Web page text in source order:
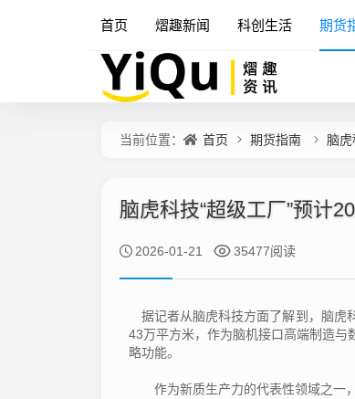
首页 熠趣新闻 科创生活 期货
当前位置： 首页 期货指南 脑
脑虎科技“超级工厂”预计
2026-01-21 35477阅读
据记者从脑虎科技方面了解到，脑虎
43万平方米，作为脑机接口高端制造与
略功能。
作为新质生产力的代表性领域之一，